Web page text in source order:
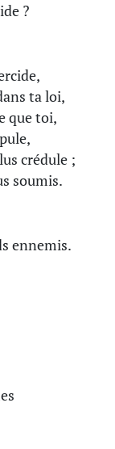
?
ta loi,
que toi,
crédule ;
soumis.
ennemis.